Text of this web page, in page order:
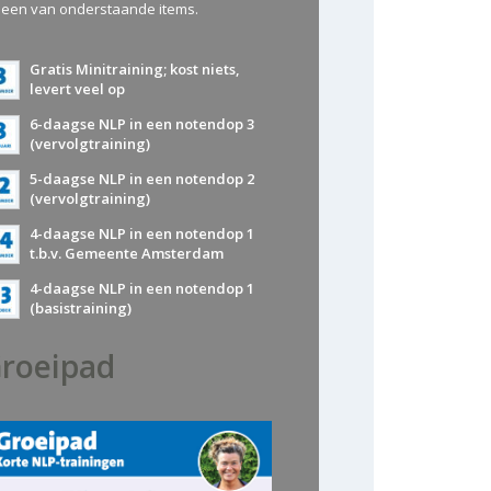
van onderstaande items.
Gratis Minitraining; kost niets,
levert veel op
6-daagse NLP in een notendop 3
(vervolgtraining)
5-daagse NLP in een notendop 2
(vervolgtraining)
4-daagse NLP in een notendop 1
t.b.v. Gemeente Amsterdam
4-daagse NLP in een notendop 1
(basistraining)